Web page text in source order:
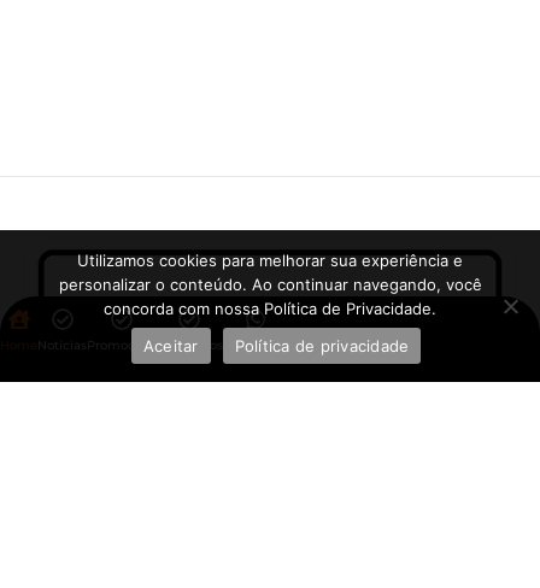
Home Notícias PromoçõesAplicativos WhatsApp
Utilizamos cookies para melhorar sua experiência e
personalizar o conteúdo. Ao continuar navegando, você
concorda com nossa Política de Privacidade.
Aceitar
Política de privacidade